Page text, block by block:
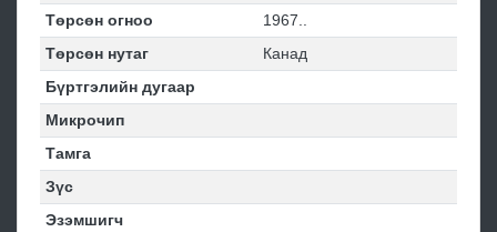
Төрсөн огноо
1967..
Төрсөн нутаг
Канад
Бүртгэлийн дугаар
Микрочип
Тамга
Зүс
Эзэмшигч